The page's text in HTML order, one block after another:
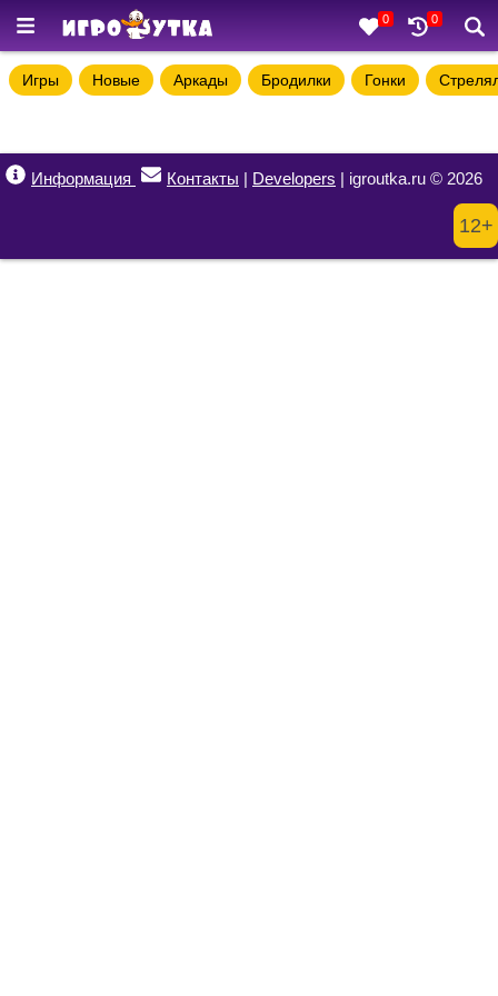
0 0
Игры Новые Аркады Бродилки Гонки
Информация Контакты | Developers | igroutka.ru © 2026
12+